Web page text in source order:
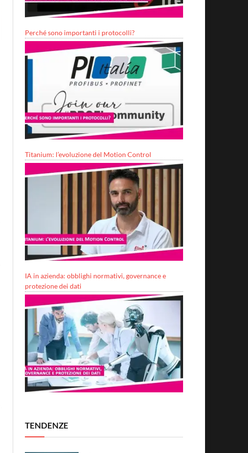
Perché sono importanti i protocolli?
Titanium: l’evoluzione del Motion Control
IA in azienda: obblighi normativi, governance e
protezione dei dati
TENDENZE